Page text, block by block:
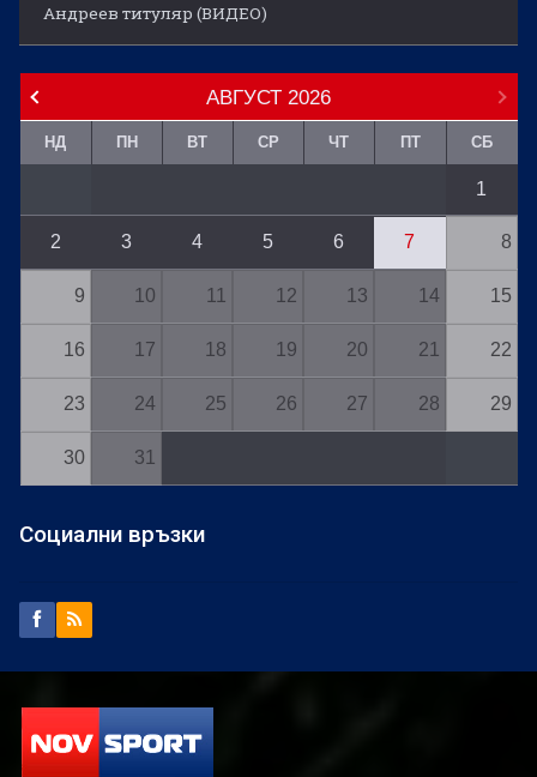
Андреев титуляр (ВИДЕО)
АВГУСТ 2026
НД ПН ВТ СР ЧТ ПТ СБ
1
2 3 4 5 6 7 8
9 10 11 12 13 14 15
16 17 18 19 20 21 22
23 24 25 26 27 28 29
30 31
Социални връзки